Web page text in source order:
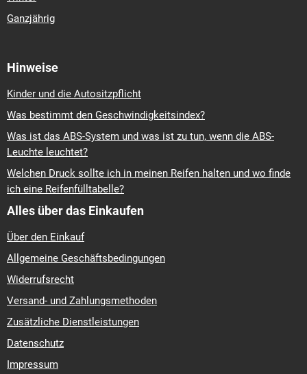
Ganzjährig
Hinweise
Kinder und die Autositzpflicht
Was bestimmt den Geschwindigkeitsindex?
Was ist das ABS-System und was ist zu tun, wenn die ABS-
Leuchte leuchtet?
Welchen Druck sollte ich in meinen Reifen halten und wo finde
ich eine Reifenfülltabelle?
Alles über das Einkaufen
Über den Einkauf
Allgemeine Geschäftsbedingungen
Widerrufsrecht
Versand- und Zahlungsmethoden
Zusätzliche Dienstleistungen
Datenschutz
Impressum